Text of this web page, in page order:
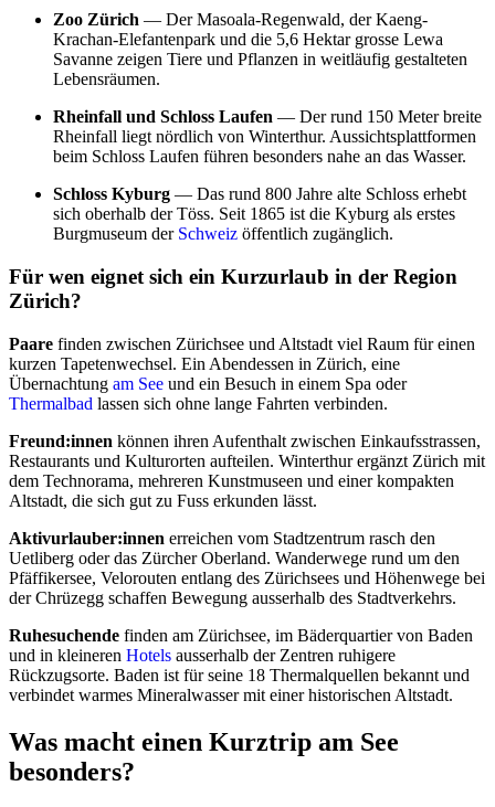
Zoo Zürich — Der Masoala-Regenwald, der Kaeng-
Krachan-Elefantenpark und die 5,6 Hektar grosse Lewa
Savanne zeigen Tiere und Pflanzen in weitläufig gestalteten
Lebensräumen.
Rheinfall und Schloss Laufen — Der rund 150 Meter breite
Rheinfall liegt nördlich von Winterthur. Aussichtsplattformen
beim Schloss Laufen führen besonders nahe an das Wasser.
Schloss Kyburg — Das rund 800 Jahre alte Schloss erhebt
sich oberhalb der Töss. Seit 1865 ist die Kyburg als erstes
Burgmuseum der Schweiz öffentlich zugänglich.
Für wen eignet sich ein Kurzurlaub in der Region
Zürich?
Paare finden zwischen Zürichsee und Altstadt viel Raum für einen
kurzen Tapetenwechsel. Ein Abendessen in Zürich, eine
Übernachtung am See und ein Besuch in einem Spa oder
Thermalbad lassen sich ohne lange Fahrten verbinden.
Freund:innen können ihren Aufenthalt zwischen Einkaufsstrassen,
Restaurants und Kulturorten aufteilen. Winterthur ergänzt Zürich mit
dem Technorama, mehreren Kunstmuseen und einer kompakten
Altstadt, die sich gut zu Fuss erkunden lässt.
Aktivurlauber:innen erreichen vom Stadtzentrum rasch den
Uetliberg oder das Zürcher Oberland. Wanderwege rund um den
Pfäffikersee, Velorouten entlang des Zürichsees und Höhenwege bei
der Chrüzegg schaffen Bewegung ausserhalb des Stadtverkehrs.
Ruhesuchende finden am Zürichsee, im Bäderquartier von Baden
und in kleineren Hotels ausserhalb der Zentren ruhigere
Rückzugsorte. Baden ist für seine 18 Thermalquellen bekannt und
verbindet warmes Mineralwasser mit einer historischen Altstadt.
Was macht einen Kurztrip am See
besonders?